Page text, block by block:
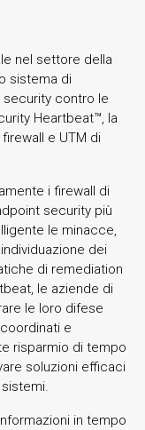
nel settore della
sistema di
contro le
Heartbeat™, la
e UTM di
i firewall di
security più
le minacce,
dei
di remediation
le aziende di
le loro difese
e
risparmio di tempo
soluzioni efficaci
in tempo